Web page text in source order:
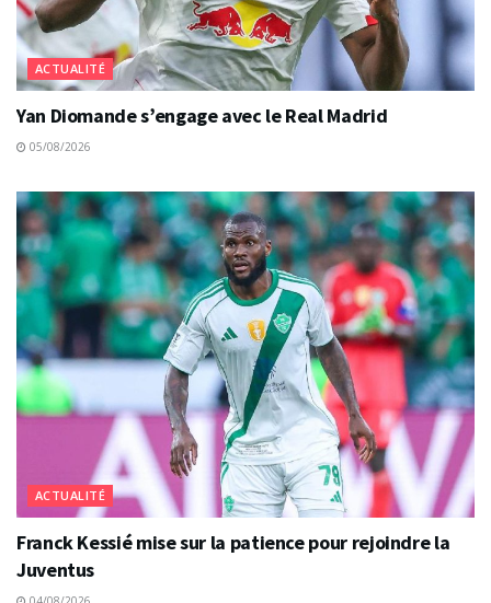
ACTUALITÉ
Yan Diomande s’engage avec le Real Madrid
05/08/2026
ACTUALITÉ
Franck Kessié mise sur la patience pour rejoindre la
Juventus